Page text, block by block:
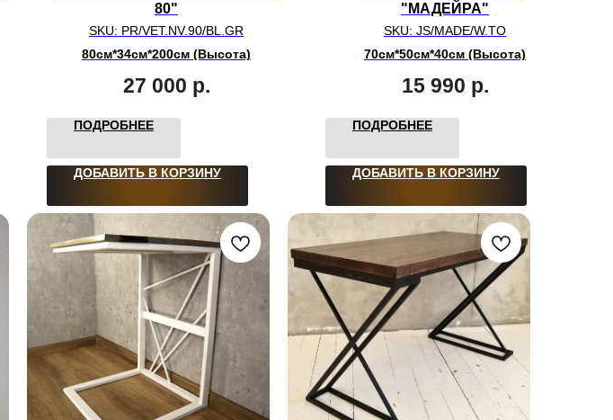
80"
SKU: PR/VET.NV.90/BL.GR
80см*34см*200см (Высота)
27 000 р.
ПОДРОБНЕЕ
ДОБАВИТЬ В КОРЗИНУ
"МАДЕЙРА"
SKU: JS/MADE/W.TO
70см*50см*40см (Высота)
15 990 р.
ПОДРОБНЕЕ
ДОБАВИТЬ В КОРЗИНУ